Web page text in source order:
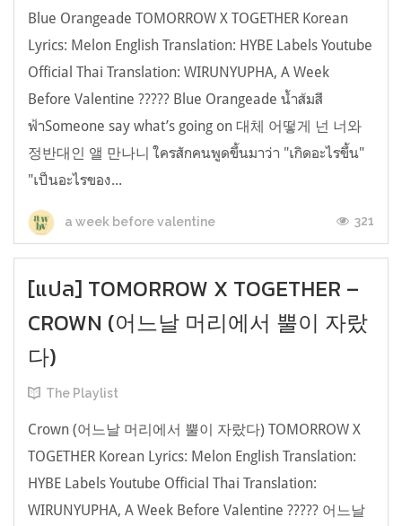
Blue Orangeade TOMORROW X TOGETHER Korean
Lyrics: Melon English Translation: HYBE Labels Youtube
Official Thai Translation: WIRUNYUPHA, A Week
Before Valentine ????? Blue Orangeade น้ำส้มสี
ฟ้าSomeone say what’s going on 대체 어떻게 넌 너와
정반대인 앨 만나니 ใครสักคนพูดขึ้นมาว่า "เกิดอะไรขึ้น"
"เป็นอะไรของ...
a week before valentine 321
[แปล] TOMORROW X TOGETHER –
CROWN (어느날 머리에서 뿔이 자랐
다)
The Playlist
Crown (어느날 머리에서 뿔이 자랐다) TOMORROW X
TOGETHER Korean Lyrics: Melon English Translation:
HYBE Labels Youtube Official Thai Translation:
WIRUNYUPHA, A Week Before Valentine ????? 어느날